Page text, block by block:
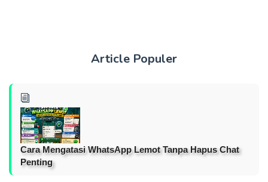
Article Populer
Cara Mengatasi WhatsApp Lemot Tanpa Hapus Chat
Penting